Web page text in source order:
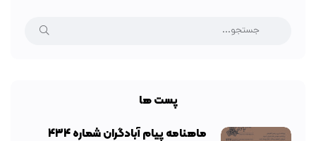
پست ها
ماهنامه پیام آبادگران شماره ۴۳۴